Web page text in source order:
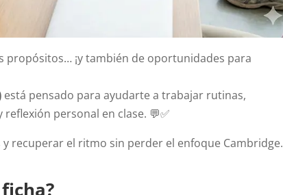
propósitos… ¡y también de oportunidades para
está pensado para ayudarte a trabajar rutinas,
personal en clase. 💬✅
recuperar el ritmo sin perder el enfoque Cambridge.